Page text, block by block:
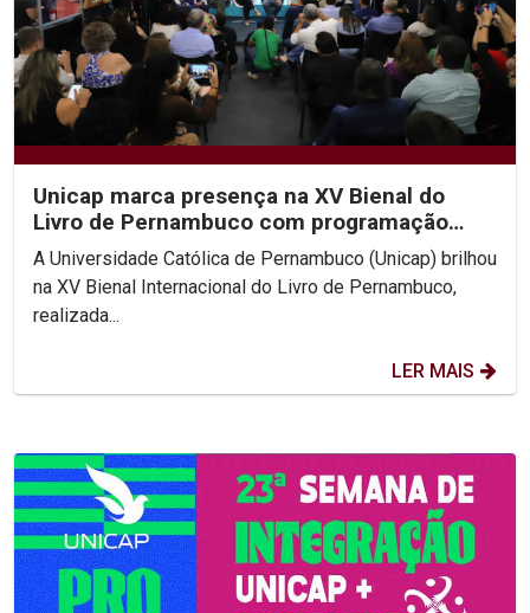
Unicap marca presença na XV Bienal do
Livro de Pernambuco com programação
diversificada
A Universidade Católica de Pernambuco (Unicap) brilhou
na XV Bienal Internacional do Livro de Pernambuco,
realizada...
LER MAIS